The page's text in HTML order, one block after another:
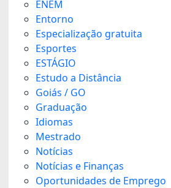
ENEM
Entorno
Especialização gratuita
Esportes
ESTÁGIO
Estudo a Distância
Goiás / GO
Graduação
Idiomas
Mestrado
Notícias
Notícias e Finanças
Oportunidades de Emprego